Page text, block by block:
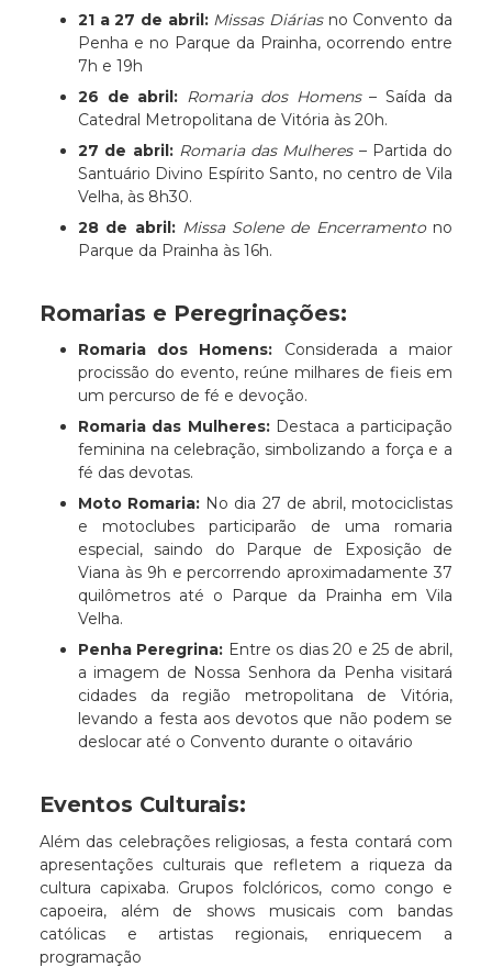
21 a 27 de abril: Missas Diáriasno Convento da
Penha e no Parque da Prainha, ocorrendo entre
7h e 19h
26 de abril: Romaria dos Homens– Saída da
Catedral Metropolitana de Vitória às 20h.​
27 de abril: Romaria das Mulheres– Partida do
Santuário Divino Espírito Santo, no centro de Vila
Velha, às 8h30.​
28 de abril: Missa Solene de Encerramentono
Parque da Prainha às 16h.​
Romarias e Peregrinações:
Romaria dos Homens: Considerada a maior
procissão do evento, reúne milhares de fieis em
um percurso de fé e devoção.
Romaria das Mulheres:Destaca a participação
feminina na celebração, simbolizando a força e a
fé das devotas.​
Moto Romaria: No dia 27 de abril, motociclistas
e motoclubes participarão de uma romaria
especial, saindo do Parque de Exposição de
Viana às 9h e percorrendo aproximadamente 37
quilômetros até o Parque da Prainha em Vila
Velha.​
Penha Peregrina: Entre os dias 20 e 25 de abril,
a imagem de Nossa Senhora da Penha visitará
cidades da região metropolitana de Vitória,
levando a festa aos devotos que não podem se
deslocar até o Convento durante o oitavário
Eventos Culturais:
Além das celebrações religiosas, a festa contará com
apresentações culturais que refletem a riqueza da
cultura capixaba. Grupos folclóricos, como congo e
capoeira, além de shows musicais com bandas
católicas e artistas regionais, enriquecem a
programação